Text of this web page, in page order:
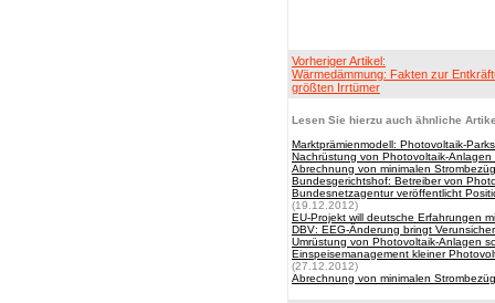
Vorheriger Artikel:
Wärmedämmung: Fakten zur
größten Irrtümer
Lesen Sie hierzu auch ähnliche
Marktprämienmodell: Photovoltaik-
Nachrüstung von Photovoltaik-Anlagen
Abrechnung von minimalen
Bundesgerichtshof: Betreiber von
Bundesnetzagentur veröffentlicht
(19.12.2012)
EU-Projekt will deutsche Erfahrungen
DBV: EEG-Änderung bringt
Umrüstung von Photovoltaik-Anlagen
Einspeisemanagement kleiner
(27.12.2012)
Abrechnung von minimalen